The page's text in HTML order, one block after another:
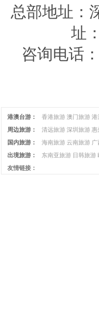
总部地址：
址
咨询电话：
港澳台游： 香港旅游 澳门旅游 港
周边旅游：
清远旅游 深圳旅游 惠
国内旅游：
海南旅游 云南旅游 广
出境旅游：
东南亚旅游 日韩旅游
友情链接：